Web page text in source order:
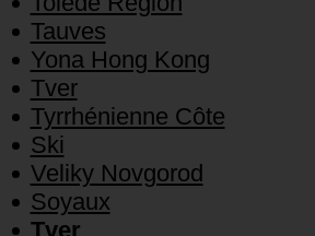
Tauves
Yona Hong Kong
Tver
Tyrrhénienne Côte
Ski
Veliky Novgorod
Soyaux
Tver